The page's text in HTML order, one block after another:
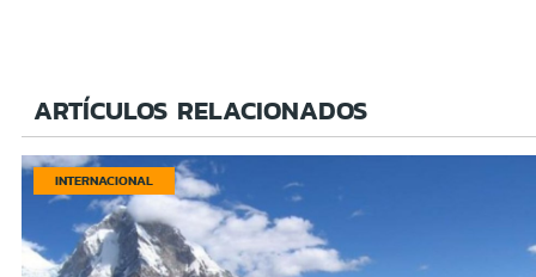
ARTÍCULOS RELACIONADOS
INTERNACIONAL